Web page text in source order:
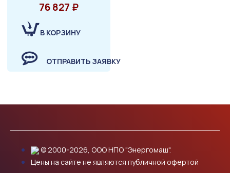
76 827 ₽
В КОРЗИНУ
ОТПРАВИТЬ ЗАЯВКУ
© 2000-2026, ООО НПО "Энергомаш".
Цены на сайте не являются публичной офертой